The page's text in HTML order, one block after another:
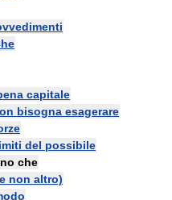
capitale
bisogna esagerare
del possibile
che
non altro)